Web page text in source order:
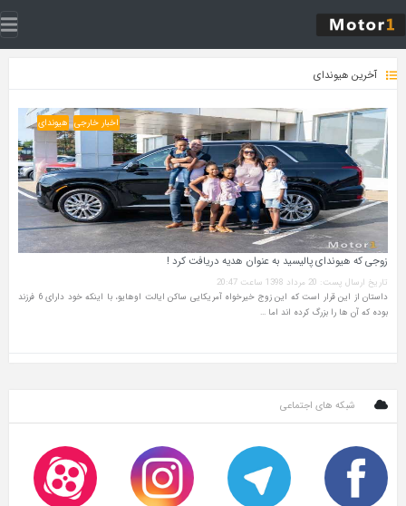
آخرین هیوندای
اخبار خارجی هیوندای
زوجی که هیوندای پالیسید به عنوان هدیه دریافت کرد !
تاریخ ارسال پست: 20 مرداد 1398 ساعت 20:47
داستان از این قرار است که این زوج خیرخواه آمریکایی ساکن ایالت اوهایو، با اینکه خود دارای 6 فرزند
بوده که آن ها را بزرگ کرده اند اما …
شبکه های اجتماعی